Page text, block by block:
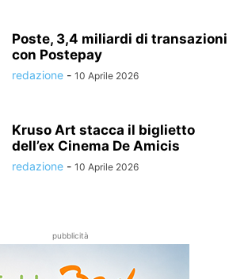
Poste, 3,4 miliardi di transazioni
con Postepay
redazione - 10 Aprile 2026
Kruso Art stacca il biglietto
dell’ex Cinema De Amicis
redazione - 10 Aprile 2026
pubblicità